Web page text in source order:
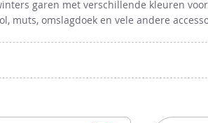
garen met verschillende kleuren
muts, omslagdoek en vele andere